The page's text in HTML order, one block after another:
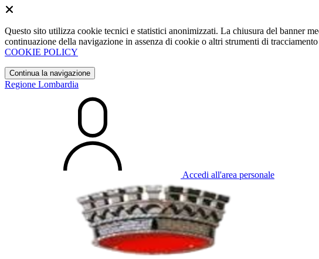
Questo sito utilizza cookie tecnici e statistici anonimizzati. La chiusura del banner
continuazione della navigazione in assenza di cookie o altri strumenti di
COOKIE POLICY
Continua la navigazione
Regione Lombardia
Accedi all'area personale